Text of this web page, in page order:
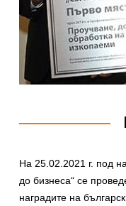
На 25.02.2021 г. под
до бизнеса“ се
наградите на